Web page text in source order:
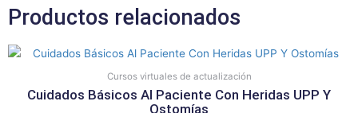
Productos relacionados
Cursos virtuales de actualización
Cuidados Básicos Al Paciente Con Heridas UPP Y
Ostomías